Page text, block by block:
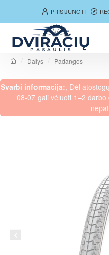
PRISIJUNGTI
o
m
Dalys Padangos
Svarbi informacija:, Dėl
08-07 gali vėluoti 1–2